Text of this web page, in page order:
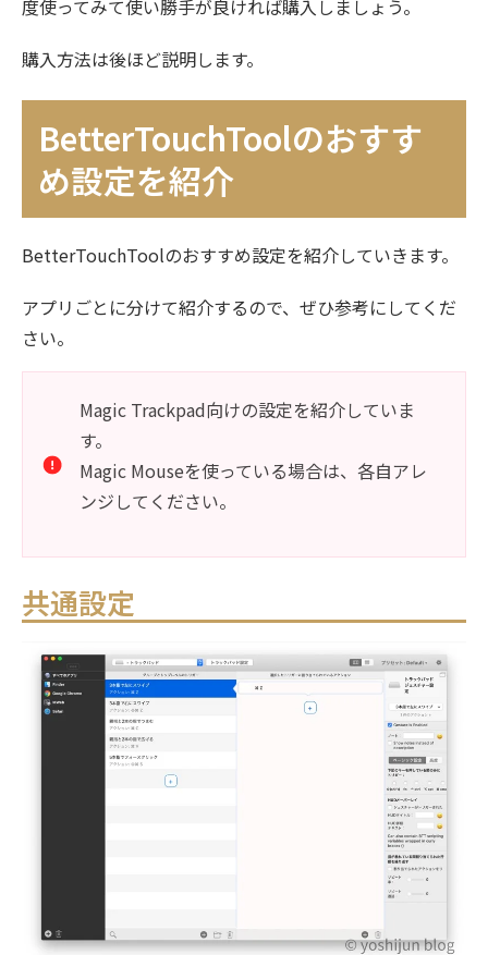
度使ってみて使い勝手が良ければ購入しましょう。
購入方法は後ほど説明します。
BetterTouchToolのおすす
め設定を紹介
BetterTouchToolのおすすめ設定を紹介していきます。
アプリごとに分けて紹介するので、ぜひ参考にしてくだ
さい。
Magic Trackpad向けの設定を紹介していま
す。
Magic Mouseを使っている場合は、各自アレ
ンジしてください。
共通設定